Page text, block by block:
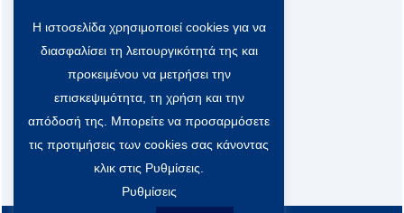
F
a
o
k
T
w
i
t
t
e
r
-
x
L
i
n
k
e
d
i
n
Y
o
u
t
u
b
e
Viber Community:
Η ιστοσελίδα χρησιμοποιεί cookies για να
διασφαλίσει τη λειτουργικότητά της και
προκειμένου να μετρήσει την
επισκεψιμότητα, τη χρήση και την
απόδοσή της. Μπορείτε να προσαρμόσετε
τις προτιμήσεις των cookies σας κάνοντας
κλικ στις Ρυθμίσεις.
Ρυθμίσεις